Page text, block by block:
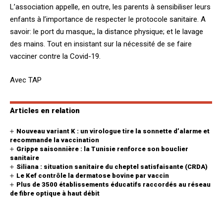
L’association appelle, en outre, les parents à sensibiliser leurs
enfants à l’importance de respecter le protocole sanitaire. A
savoir: le port du masque;, la distance physique; et le lavage
des mains. Tout en insistant sur la nécessité de se faire
vacciner contre la Covid-19.
Avec TAP
Articles en relation
Nouveau variant K : un virologue tire la sonnette d’alarme et
recommande la vaccination
Grippe saisonnière : la Tunisie renforce son bouclier
sanitaire
Siliana : situation sanitaire du cheptel satisfaisante (CRDA)
Le Kef contrôle la dermatose bovine par vaccin
Plus de 3500 établissements éducatifs raccordés au réseau
de fibre optique à haut débit